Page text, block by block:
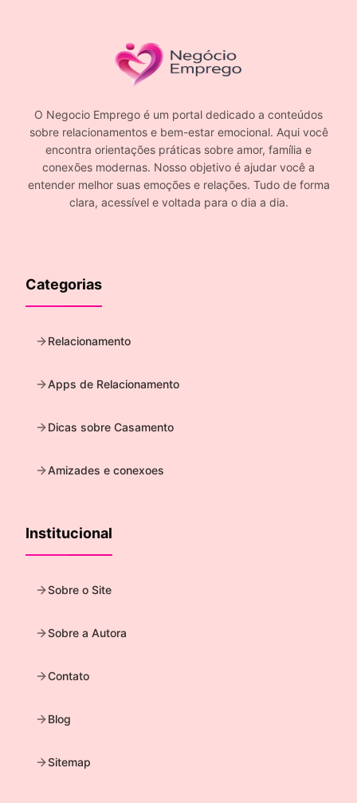
O Negocio Emprego é um portal dedicado a conteúdos
sobre relacionamentos e bem-estar emocional. Aqui você
encontra orientações práticas sobre amor, família e
conexões modernas. Nosso objetivo é ajudar você a
entender melhor suas emoções e relações. Tudo de forma
clara, acessível e voltada para o dia a dia.
Categorias
Relacionamento
Apps de Relacionamento
Dicas sobre Casamento
Amizades e conexoes
Institucional
Sobre o Site
Sobre a Autora
Contato
Blog
Sitemap